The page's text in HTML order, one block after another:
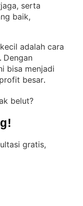
serta
baik,
adalah cara
. Dengan
bisa menjadi
besar.
belut?
gratis,